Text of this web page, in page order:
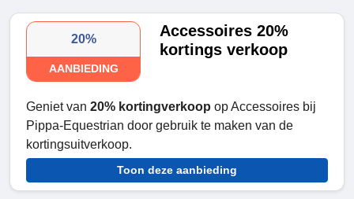
20%
AANBIEDING
Accessoires 20%
kortings verkoop
Geniet van 20% kortingverkoop op Accessoires bij
Pippa-Equestrian door gebruik te maken van de
kortingsuitverkoop.
Toon deze aanbieding